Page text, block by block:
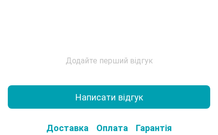
Додайте перший відгук
Написати відгук
Доставка Оплата Гарантія